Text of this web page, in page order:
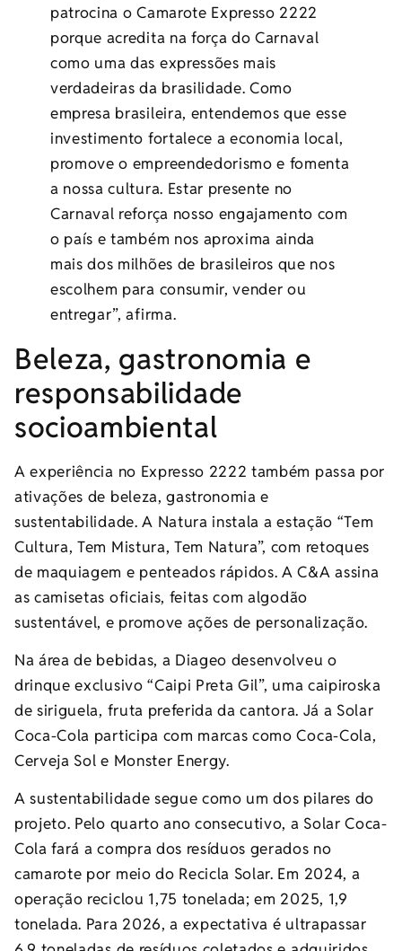
patrocina o Camarote Expresso 2222
porque acredita na força do Carnaval
como uma das expressões mais
verdadeiras da brasilidade. Como
empresa brasileira, entendemos que esse
investimento fortalece a economia local,
promove o empreendedorismo e fomenta
a nossa cultura. Estar presente no
Carnaval reforça nosso engajamento com
o país e também nos aproxima ainda
mais dos milhões de brasileiros que nos
escolhem para consumir, vender ou
entregar”, afirma.
Beleza, gastronomia e
responsabilidade
socioambiental
A experiência no Expresso 2222 também passa por
ativações de beleza, gastronomia e
sustentabilidade. A Natura instala a estação “Tem
Cultura, Tem Mistura, Tem Natura”, com retoques
de maquiagem e penteados rápidos. A C&A assina
as camisetas oficiais, feitas com algodão
sustentável, e promove ações de personalização.
Na área de bebidas, a Diageo desenvolveu o
drinque exclusivo “Caipi Preta Gil”, uma caipiroska
de siriguela, fruta preferida da cantora. Já a Solar
Coca-Cola participa com marcas como Coca-Cola,
Cerveja Sol e Monster Energy.
A sustentabilidade segue como um dos pilares do
projeto. Pelo quarto ano consecutivo, a Solar Coca-
Cola fará a compra dos resíduos gerados no
camarote por meio do Recicla Solar. Em 2024, a
operação reciclou 1,75 tonelada; em 2025, 1,9
tonelada. Para 2026, a expectativa é ultrapassar